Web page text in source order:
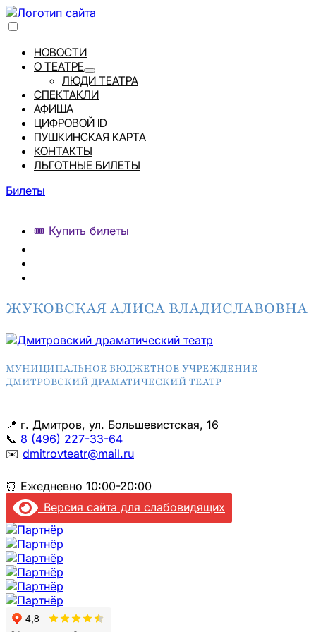
НОВОСТИ
О ТЕАТРЕ
ЛЮДИ ТЕАТРА
СПЕКТАКЛИ
АФИША
ЦИФРОВОЙ ID
ПУШКИНСКАЯ КАРТА
КОНТАКТЫ
ЛЬГОТНЫЕ БИЛЕТЫ
Билеты
🎟️ Купить билеты
ЖУКОВСКАЯ АЛИСА ВЛАДИСЛАВОВНА
МУНИЦИПАЛЬНОЕ БЮДЖЕТНОЕ УЧРЕЖДЕНИЕ
ДМИТРОВСКИЙ ДРАМАТИЧЕСКИЙ ТЕАТР
📍 г. Дмитров, ул. Большевистская, 16
📞 8 (496) 227-33-64
✉️ dmitrovteatr@mail.ru
⏰ Ежедневно 10:00-20:00
Версия сайта для слабовидящих